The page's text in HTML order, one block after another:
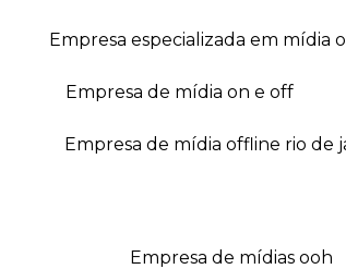
empresa especializada em mídia
empresa de mídia on e off
empresa de mídia offline rio de
empresa de mídias ooh